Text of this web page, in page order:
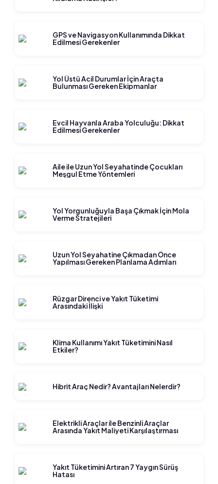
GPS ve Navigasyon Kullanımında Dikkat
Edilmesi Gerekenler
Yol Üstü Acil Durumlar İçin Araçta
Bulunması Gereken Ekipmanlar
Evcil Hayvanla Araba Yolculuğu: Dikkat
Edilmesi Gerekenler
Aile ile Uzun Yol Seyahatinde Çocukları
Meşgul Etme Yöntemleri
Yol Yorgunluğuyla Başa Çıkmak İçin Mola
Verme Stratejileri
Uzun Yol Seyahatine Çıkmadan Önce
Yapılması Gereken Planlama Adımları
Rüzgar Direnci ve Yakıt Tüketimi
Arasındaki İlişki
Klima Kullanımı Yakıt Tüketimini Nasıl
Etkiler?
Hibrit Araç Nedir? Avantajları Nelerdir?
Elektrikli Araçlar ile Benzinli Araçlar
Arasında Yakıt Maliyeti Karşılaştırması
Yakıt Tüketimini Artıran 7 Yaygın Sürüş
Hatası